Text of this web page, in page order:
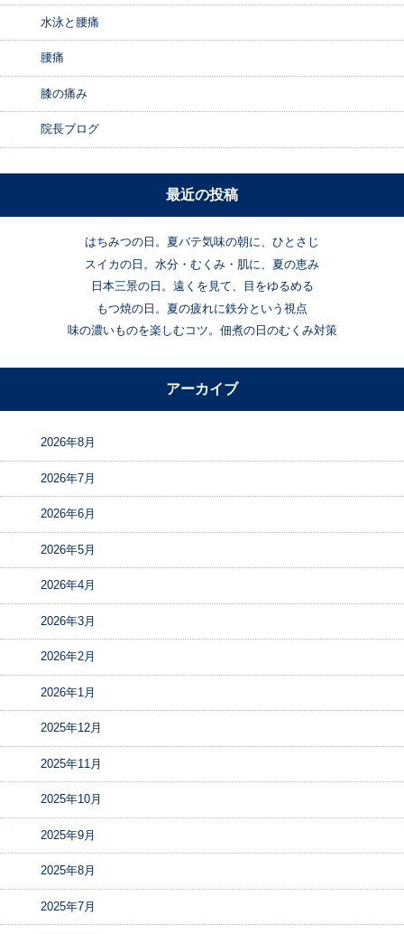
水泳と腰痛
腰痛
膝の痛み
院長ブログ
最近の投稿
はちみつの日。夏バテ気味の朝に、ひとさじ
スイカの日。水分・むくみ・肌に、夏の恵み
日本三景の日。遠くを見て、目をゆるめる
もつ焼の日。夏の疲れに鉄分という視点
味の濃いものを楽しむコツ。佃煮の日のむくみ対策
アーカイブ
2026年8月
2026年7月
2026年6月
2026年5月
2026年4月
2026年3月
2026年2月
2026年1月
2025年12月
2025年11月
2025年10月
2025年9月
2025年8月
2025年7月